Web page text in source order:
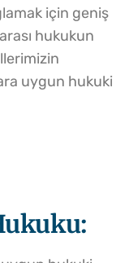
için geniş
hukukun
uygun hukuki